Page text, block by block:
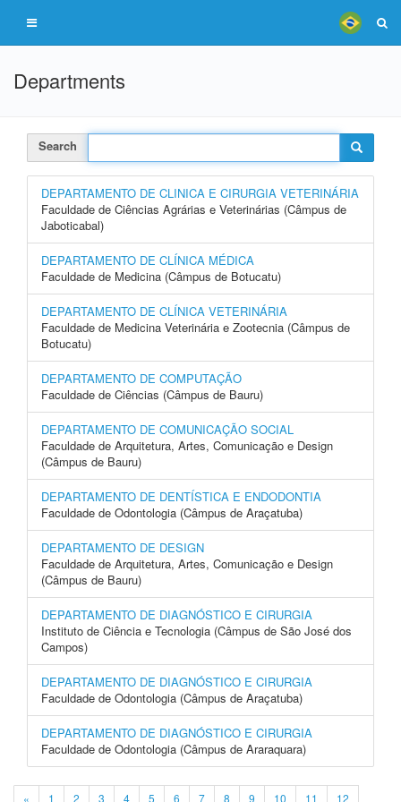
Departments
Search
DEPARTAMENTO DE CLINICA E CIRURGIA VETERINÁRIA
Faculdade de Ciências Agrárias e Veterinárias (Câmpus de
Jaboticabal)
DEPARTAMENTO DE CLÍNICA MÉDICA
Faculdade de Medicina (Câmpus de Botucatu)
DEPARTAMENTO DE CLÍNICA VETERINÁRIA
Faculdade de Medicina Veterinária e Zootecnia (Câmpus de
Botucatu)
DEPARTAMENTO DE COMPUTAÇÃO
Faculdade de Ciências (Câmpus de Bauru)
DEPARTAMENTO DE COMUNICAÇÃO SOCIAL
Faculdade de Arquitetura, Artes, Comunicação e Design
(Câmpus de Bauru)
DEPARTAMENTO DE DENTÍSTICA E ENDODONTIA
Faculdade de Odontologia (Câmpus de Araçatuba)
DEPARTAMENTO DE DESIGN
Faculdade de Arquitetura, Artes, Comunicação e Design
(Câmpus de Bauru)
DEPARTAMENTO DE DIAGNÓSTICO E CIRURGIA
Instituto de Ciência e Tecnologia (Câmpus de São José dos
Campos)
DEPARTAMENTO DE DIAGNÓSTICO E CIRURGIA
Faculdade de Odontologia (Câmpus de Araçatuba)
DEPARTAMENTO DE DIAGNÓSTICO E CIRURGIA
Faculdade de Odontologia (Câmpus de Araraquara)
« 1 2 3 4 5 6 7 8 9 10 11 12